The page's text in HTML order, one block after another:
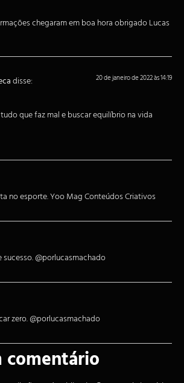
chegaram em boa hora obrigado Lucas
disse: 20 de janeiro de 2022 às 14:19
que faz mal e buscar equilíbrio na vida
no esporte. Yoo Mag Conteúdos Criativos
sucesso. @porlucasmachado
zero. @porlucasmachado
comentário